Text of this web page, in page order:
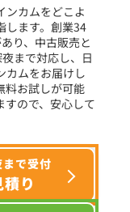
ンカムをどこよ
します。創業34
り、中古販売と
まで対応し、日
カムをお届けし
料お試しが可能
すので、安心して
で受付
り